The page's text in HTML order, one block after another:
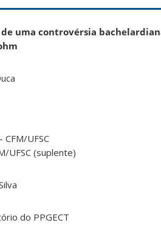
uma controvérsia
UFSC
UFSC (suplente)
do PPGECT